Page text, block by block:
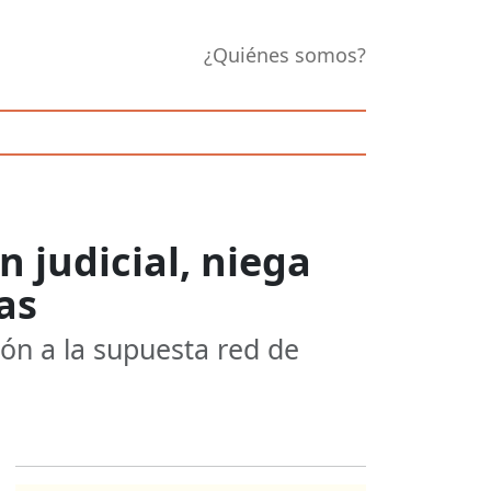
¿Quiénes somos?
judicial, niega
a la supuesta red de